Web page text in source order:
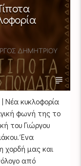
Νέα κυκλοφορία
φωνή της το
του Γιώργου
Ένα
χορδή μας και
από